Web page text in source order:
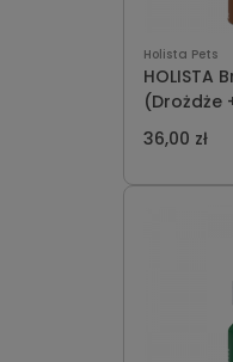
Holista Pets
HOLISTA
(Drożdże
Tabletek
36,00 zł